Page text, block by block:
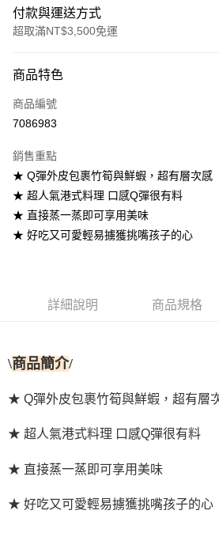
付款與運送方式
超取滿NT$3,500免運
信用卡一次付款
LINE Pay
悠遊付
ATM付款
運送方式
外島冷凍宅配
商品特色
商品編號
7086983
銷售重點
★ Q彈外皮包裹竹筍與鮮蝦，超有層次感
★ 超人氣港式料理 口感Q彈很有料
★ 直接蒸一蒸即可享用美味
★ 好吃又可愛輕易擄獲挑嘴孩子的心
詳細說明 商品規格
\商品簡介/
★ Q彈外皮包裹竹筍與鮮蝦，超有層
★ 超人氣港式料理 口感Q彈很有料
★ 直接蒸一蒸即可享用美味
★ 好吃又可愛輕易擄獲挑嘴孩子的心